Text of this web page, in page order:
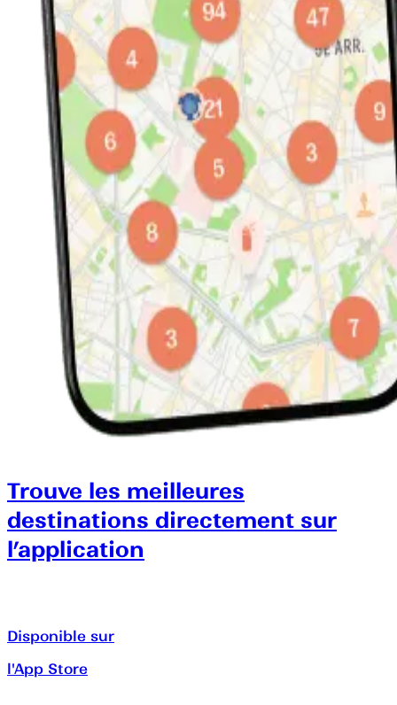
Trouve les meilleures
destinations directement sur
l’application
Disponible sur
l'App Store